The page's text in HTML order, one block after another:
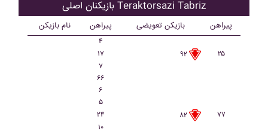
بازیکنان اصلی Teraktorsazi Tabriz
نام بازیکن پیراهن بازیکن تعویضی پیراهن
۴
۱۷
۹۲
۲۵
۷
۶۶
۶
۵
۲۴
۸۲
۷۷
۱۰